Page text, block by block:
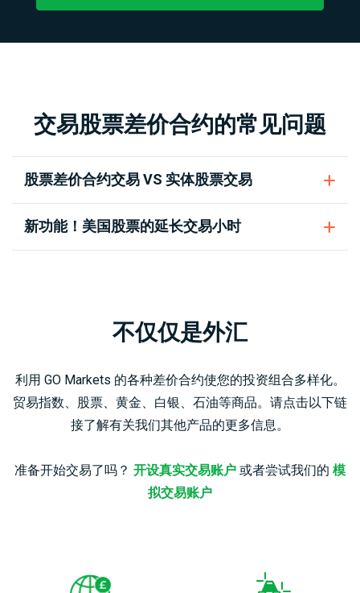
交易股票差价合约的常见问题
股票差价合约交易 VS 实体股票交易
新功能！美国股票的延长交易小时
不仅仅是外汇
利用 GO Markets 的各种差价合约使您的投资组合多样化。
贸易指数、股票、黄金、白银、石油等商品。请点击以下链
接了解有关我们其他产品的更多信息。
准备开始交易了吗？ 开设真实交易账户 或者尝试我们的 模
拟交易账户